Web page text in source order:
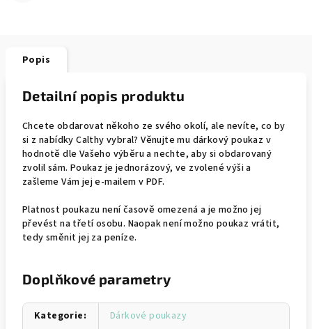
Popis
Detailní popis produktu
Chcete obdarovat někoho ze svého okolí, ale nevíte, co by
si z nabídky Calthy vybral? Věnujte mu dárkový poukaz v
hodnotě dle Vašeho výběru a nechte, aby si obdarovaný
zvolil sám. Poukaz je jednorázový, ve zvolené výši a
zašleme Vám jej e-mailem v PDF.
Platnost poukazu není časově omezená a je možno jej
převést na třetí osobu. Naopak není možno poukaz vrátit,
tedy směnit jej za peníze.
Doplňkové parametry
Kategorie: Dárkové poukazy